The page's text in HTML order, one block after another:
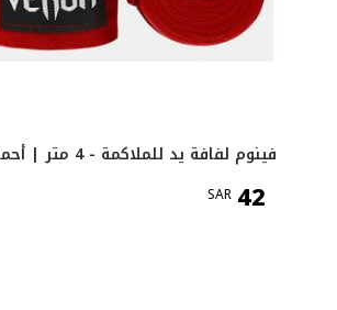
فينوم لفافة يد للملاكمة - 4 متر | أحمر
SAR 42